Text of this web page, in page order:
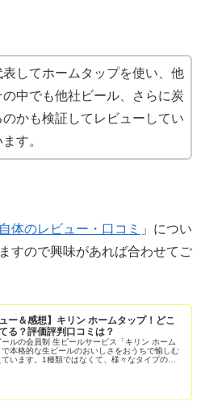
してホームタップを使い、他
中でも他社ビール、さらに炭
かも検証してレビューしてい
す。
体のレビュー・口コミ
」につい
すので興味があれば合わせてご
ュー＆感想】キリン ホームタップ！どこ
る？評価評判口コミは？
ールの会員制 生ビールサービス「キリン ホーム
で本格的な生ビールのおいしさをおうちで愉しむ
ています。1種類ではなくて、様々なタイプのク